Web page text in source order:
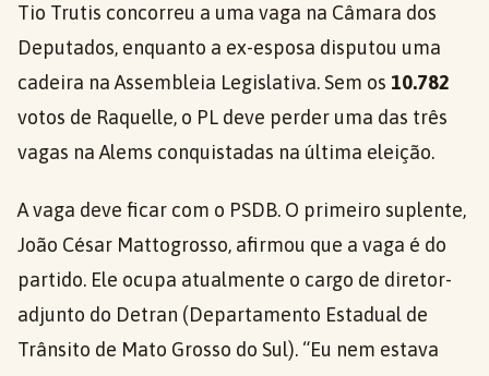
Tio Trutis concorreu a uma vaga na Câmara dos
Deputados, enquanto a ex-esposa disputou uma
cadeira na Assembleia Legislativa. Sem os 10.782
votos de Raquelle, o PL deve perder uma das três
vagas na Alems conquistadas na última eleição.
A vaga deve ficar com o PSDB. O primeiro suplente,
João César Mattogrosso, afirmou que a vaga é do
partido. Ele ocupa atualmente o cargo de diretor-
adjunto do Detran (Departamento Estadual de
Trânsito de Mato Grosso do Sul). “Eu nem estava